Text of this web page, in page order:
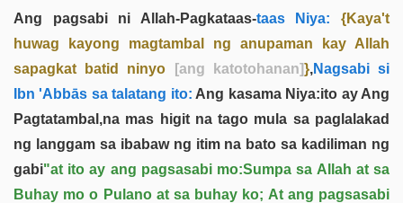
Ang pagsabi ni Allah-Pagkataas-taas Niya:
{Kaya't
huwag kayong magtambal ng anupaman kay Allah
sapagkat batid ninyo
[ang katotohanan]},Nagsabi si
Ibn 'Abbās sa talatang ito: Ang kasama Niya:ito ay Ang
Pagtatambal,na mas higit na tago mula sa paglalakad
ng langgam sa ibabaw ng itim na bato sa kadiliman ng
gabi"at ito ay ang pagsasabi mo:Sumpa sa Allah at sa
Buhay mo o Pulano at sa buhay ko; At ang pagsasabi